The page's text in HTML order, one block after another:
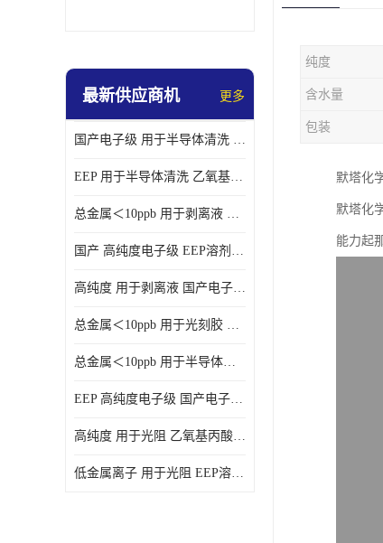
最新供应商机 更多
国产电子级 用于半导体清洗 EEP溶剂电子级
EEP 用于半导体清洗 乙氧基丙酸乙酯电子级
总金属＜10ppb 用于剥离液 电子级EEP
国产 高纯度电子级 EEP溶剂电子级
高纯度 用于剥离液 国产电子级EEP
总金属＜10ppb 用于光刻胶 电子级EEP溶剂
总金属＜10ppb 用于半导体清洗 3-乙氧基丙酸乙酯电子级
EEP 高纯度电子级 国产电子级EEP
高纯度 用于光阻 乙氧基丙酸乙酯电子级
低金属离子 用于光阻 EEP溶剂电子级
纯度
含水量
包装
默塔化
默塔化
能力起